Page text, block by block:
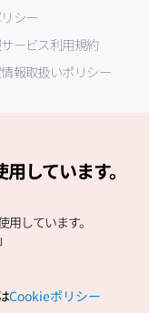
シー
ービス利用規約
報取扱いポリシー
Rights
しています。
しています。
Cookieポリシー